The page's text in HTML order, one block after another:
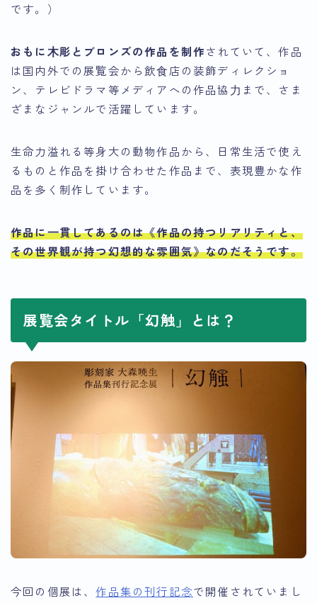
です。）
おもに⽊彫とブロンズの作品を制作されていて、作品
は国内外での展覧会から飲⾷店の装飾ディレクショ
ン、テレビドラマ等メディアへの作品協⼒まで、さま
ざまなジャンルで活躍しています。
生命力溢れる等身大の動物作品から、日常生活で使え
るものと作品を掛け合わせた作品まで、表現豊かな作
品を多く制作しています。
作品に⼀貫してあるのは《作品の持つリアリティと、
その世界観が持つ幻想的な雰囲気》なのだそうです。
展覧会タイトル「幻触」とは？
今回の個展は、作品集の刊行記念で開催されていまし